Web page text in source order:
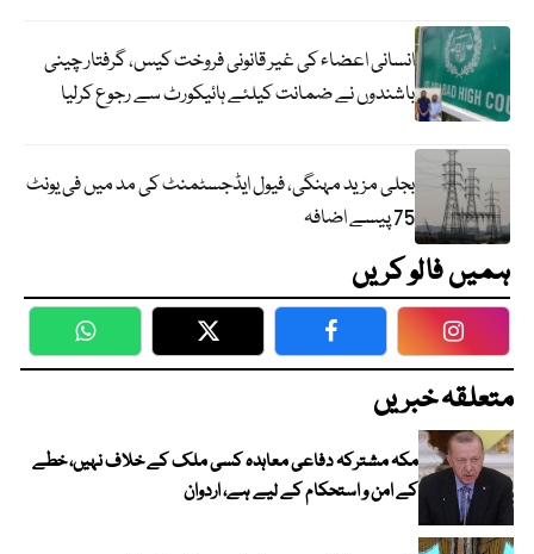
انسانی اعضاء کی غیر قانونی فروخت کیس، گرفتار چینی
باشندوں نے ضمانت کیلئے ہائیکورٹ سے رجوع کرلیا
بجلی مزید مہنگی، فیول ایڈجسٹمنٹ کی مد میں فی یونٹ
75 پیسے اضافہ
ہمیں فالو کریں
WhatsApp Twitter Facebook
متعلقہ خبریں
مکہ مشترکہ دفاعی معاہدہ کسی ملک کے خلاف نہیں، خطے
کے امن و استحکام کے لیے ہے، اردوان